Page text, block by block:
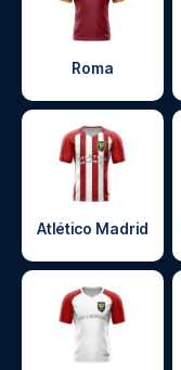
Roma
Atlético Madrid